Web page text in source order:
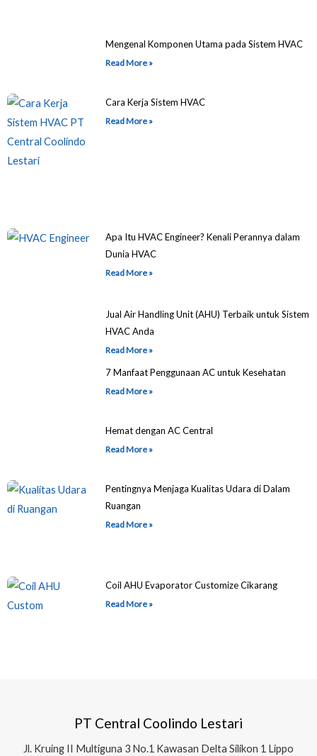
Mengenal Komponen Utama pada Sistem HVAC
Read More »
Cara Kerja Sistem HVAC
Read More »
Apa Itu HVAC Engineer? Kenali Perannya dalam
Dunia HVAC
Read More »
Jual Air Handling Unit (AHU) Terbaik untuk Sistem
HVAC Anda
Read More »
7 Manfaat Penggunaan AC untuk Kesehatan
Read More »
Hemat dengan AC Central
Read More »
Pentingnya Menjaga Kualitas Udara di Dalam
Ruangan
Read More »
Coil AHU Evaporator Customize Cikarang
Read More »
PT Central Coolindo Lestari
Jl. Kruing II Multiguna 3 No.1 Kawasan Delta Silikon 1 Lippo